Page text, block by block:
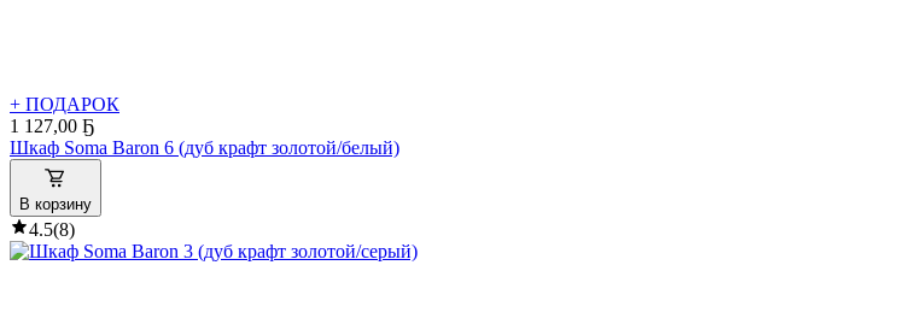
+ ПОДАРОК
1 127,00 Ҕ
Шкаф Soma Baron 6 (дуб крафт золотой/белый)
В корзину
4.5(8)